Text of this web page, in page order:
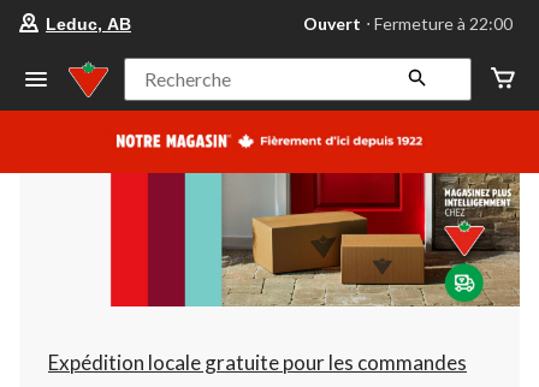
votre
préféré
Leduc,
AB,
courament
Fermeture
à
22:00
cliquer
pour
changer
Leduc, AB Ouvert ⋅ Fermeture à 22:00
Recherche
Expédition locale gratuite pour les commandes